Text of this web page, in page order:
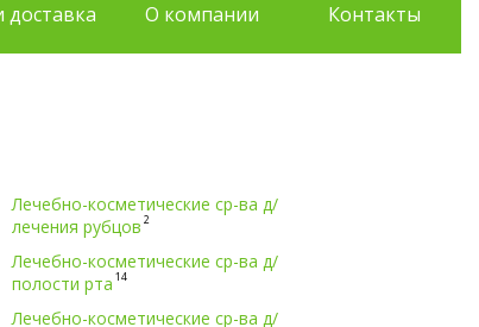
доставка О компании Контакты
Лечебно-косметические ср-ва д/
лечения рубцов 2
Лечебно-косметические ср-ва д/
полости рта 14
Лечебно-косметические ср-ва д/